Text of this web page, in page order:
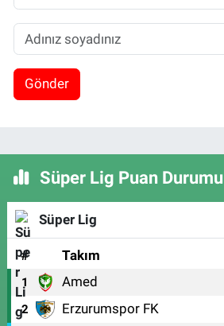
Gönder
Süper Lig Puan Durumu
Süper Lig
# Takım
1 Amed
2 Erzurumspor FK